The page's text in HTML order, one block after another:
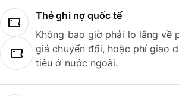
Thẻ ghi nợ quốc tế
Không bao giờ phải lo lắng về
giá chuyển đổi, hoặc phí giao
tiêu ở nước ngoài.